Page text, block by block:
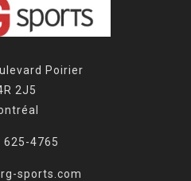
Poirier
2J5
625-4765
sports.com